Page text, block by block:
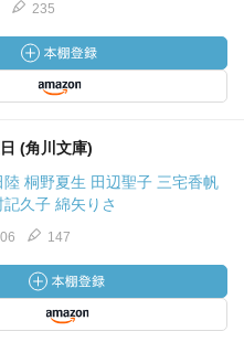
235
(角川文庫)
桐野夏生 田辺聖子 三宅香帆
久子 綿矢りさ
147